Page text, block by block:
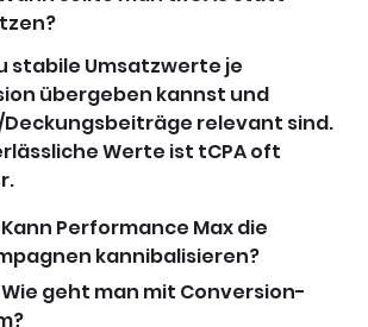
stabile Umsatzwerte je
übergeben kannst und
relevant sind.
Werte ist tCPA oft
Kann Performance Max die
kannibalisieren?
Wie geht man mit Conversion-